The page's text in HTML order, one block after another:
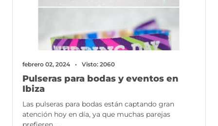
febrero 02, 2024 Visto: 2060
Pulseras para bodas y eventos en
Ibiza
Las pulseras para bodas están captando gran
atención hoy en día, ya que muchas parejas